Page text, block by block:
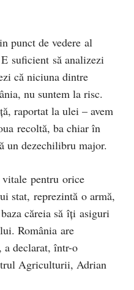
punct de vedere al
suficient să analizezi
că niciuna dintre
nu suntem la risc.
raportat la ulei – avem
recoltă, ba chiar în
un dezechilibru major.
vitale pentru orice
stat, reprezintă o armă,
căreia să îți asiguri
România are
a declarat, într-o
Agriculturii, Adrian